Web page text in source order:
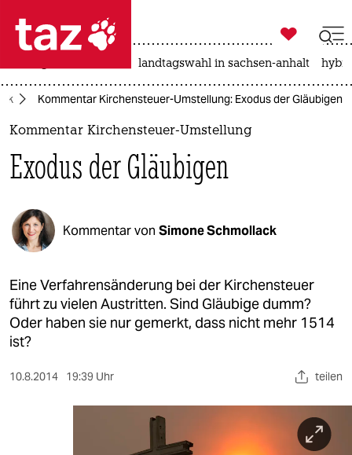
 taz zahl ich
taz zahl ich
politik
öko
gesellschaft
kultur
sport

taz zahl ich
landtagswahl in sachsen-anhalt
Kommentar Kirchensteuer-Umstellung: Exodus der Gläubigen
Kommentar Kirchensteuer-Umstellung
Exodus der Gläubigen
Kommentar von Simone Schmollack
Eine Verfahrensänderung bei der Kirchensteuer
führt zu vielen Austritten. Sind Gläubige dumm?
Oder haben sie nur gemerkt, dass nicht mehr 1514
ist?
10.8.2014 19:39 Uhr teilen